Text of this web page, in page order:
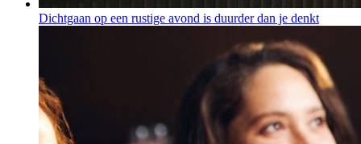
Dichtgaan op een rustige avond is duurder dan je denkt